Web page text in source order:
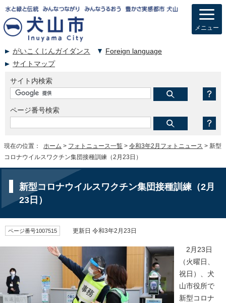
がいこくじんガイダンス
Foreign language
サイトマップ
サイト内検索
ページ番号検索
メニュー
現在の位置： ホーム > フォトニュース一覧 > 令和3年2月フォトニュース > 新型
コロナウイルスワクチン集団接種訓練（2月23日）
新型コロナウイルスワクチン集団接種訓練（2月
23日）
ページ番号1007515 更新日 令和3年2月23日
2月23日
（火曜日、
祝日）、犬
山市役所で
新型コロナ